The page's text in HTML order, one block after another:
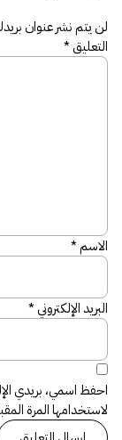
لن يتم نشر عنوان
التعليق*
الاسم*
البريد الإلكتروني*
احفظ اسمي، بريدي
لاستخدامها المرة